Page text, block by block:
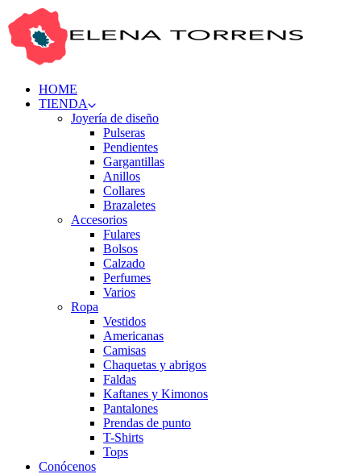
HOME
TIENDA
Joyería de diseño
Pulseras
Pendientes
Gargantillas
Anillos
Collares
Brazaletes
Accesorios
Fulares
Bolsos
Calzado
Perfumes
Varios
Ropa
Vestidos
Americanas
Camisas
Chaquetas y abrigos
Faldas
Kaftanes y Kimonos
Pantalones
Prendas de punto
T-Shirts
Tops
Conócenos